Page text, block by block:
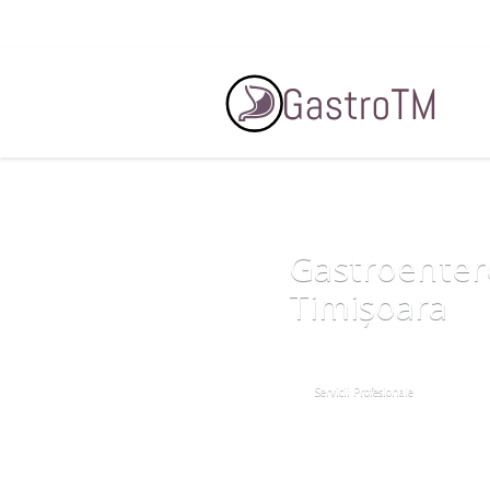
Timișoara
Servicii Profesionale